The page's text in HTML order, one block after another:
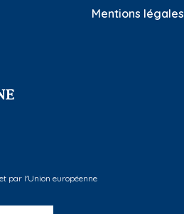
Mentions légales
par l'Union européenne